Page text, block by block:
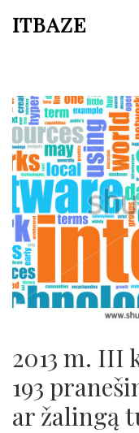
ITBAZE
2013 m. III
193
ar žalingą